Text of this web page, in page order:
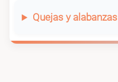
Quejas y alabanzas